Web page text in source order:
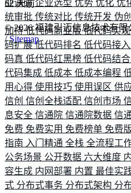
业调研企业选型 优势 优化 优
统审批 传统对比 传统开发 伪
加持低代码商业版低代码实
码扩展低代码排名 低代码接入
码真 低代码红黑榜 低代码结合
代码集成 低成本 低成本编程
用心得 使用技巧 使用误区 供
信创 信创全栈适配 信创市场
息安全 信通院 信通院数据 信
免费 免费实用 免费榜单 免费
指南 入门精通 全栈 全流程工
公务场景 公开数据 六大维度
容生成 内网部署 内置 最佳实
式 分布式事务 分布式架构 分
62 天前
©2026福建引迈信息技术有限
/Sitemap